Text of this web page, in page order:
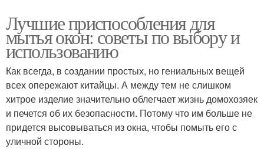
Лучшие приспособления для
мытья окон: советы по выбору и
использованию
Как всегда, в создании простых, но гениальных вещей
всех опережают китайцы. А между тем не слишком
хитрое изделие значительно облегчает жизнь домохозяек
и печется об их безопасности. Потому что им больше не
придется высовываться из окна, чтобы помыть его с
уличной стороны.